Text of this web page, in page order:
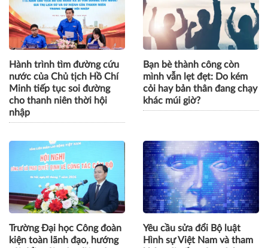
Hành trình tìm đường cứu
nước của Chủ tịch Hồ Chí
Minh tiếp tục soi đường
cho thanh niên thời hội
nhập
Bạn bè thành công còn
mình vẫn lẹt đẹt: Do kém
cỏi hay bản thân đang chạy
khác múi giờ?
Trường Đại học Công đoàn
kiện toàn lãnh đạo, hướng
Yêu cầu sửa đổi Bộ luật
Hình sự Việt Nam và tham